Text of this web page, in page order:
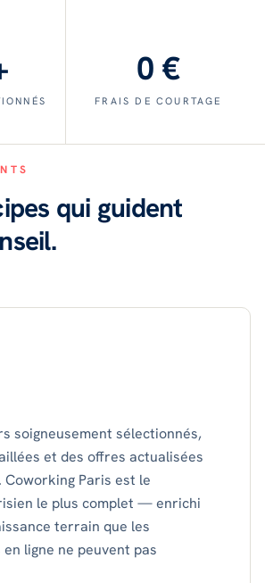
0 €
FRAIS DE COURTAGE
qui guident
soigneusement sélectionnés,
et des offres actualisées
Paris est le
le plus complet — enrichi
terrain que les
ligne ne peuvent pas